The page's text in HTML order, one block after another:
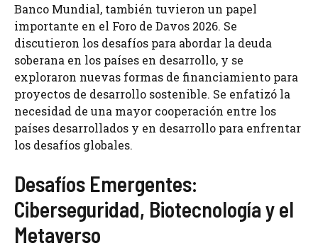
Banco Mundial, también tuvieron un papel
importante en el Foro de Davos 2026. Se
discutieron los desafíos para abordar la deuda
soberana en los países en desarrollo, y se
exploraron nuevas formas de financiamiento para
proyectos de desarrollo sostenible. Se enfatizó la
necesidad de una mayor cooperación entre los
países desarrollados y en desarrollo para enfrentar
los desafíos globales.
Desafíos Emergentes:
Ciberseguridad, Biotecnología y el
Metaverso